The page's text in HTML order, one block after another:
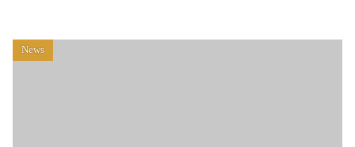
News